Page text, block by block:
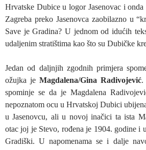
Hrvatske Dubice u logor Jasenovac i
Zagreba preko Jasenovca zaobilazno u
Save je Gradina? U jednom od idućih
udaljenim stratištima kao što su Dubičke
Jedan od daljnjih zgodnih primjera
ožujka jeMagdalena/Gina Radivojević.
spominje se da je Magdalena
nepoznatom ocu u Hrvatskoj Dubici
u Jasenovcu, ali u novoj inačici ta ista
otac joj je Stevo, rođena je 1904. godine i
Gradiški. U napomenama se i dalje